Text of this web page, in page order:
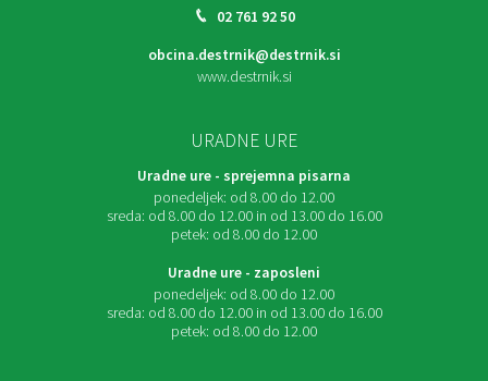
02 761 92 50
obcina.destrnik@destrnik.si
www.destrnik.si
URADNE URE
Uradne ure - sprejemna pisarna
ponedeljek: od 8.00 do 12.00
sreda: od 8.00 do 12.00 in od 13.00 do 16.00
petek: od 8.00 do 12.00
Uradne ure - zaposleni
ponedeljek: od 8.00 do 12.00
sreda: od 8.00 do 12.00 in od 13.00 do 16.00
petek: od 8.00 do 12.00